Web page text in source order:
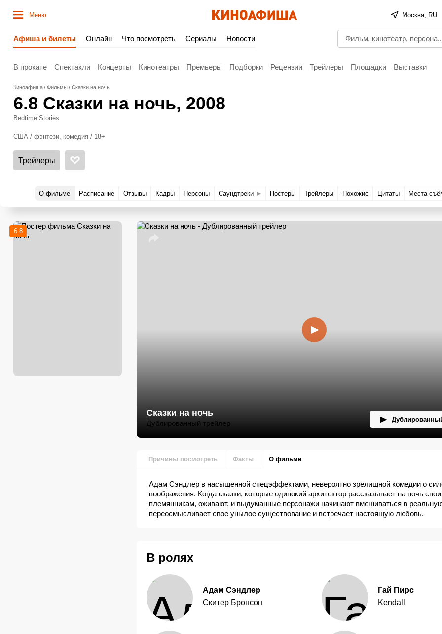
Меню Москва, RU
Афиша и билеты Онлайн Что посмотреть Сериалы Новости
В прокате Спектакли Концерты Кинотеатры Премьеры Подборки Рецензии Трейлеры Площадки Выставки
Киноафиша Фильмы Сказки на ночь
6.8 Сказки на ночь, 2008
Bedtime Stories
США / фэнтези, комедия / 18+
Трейлеры
О фильме Расписание Отзывы Кадры Персоны Саундтреки Постеры Трейлеры Похожие Цитаты Места
6.8
Сказки на ночь
Дублированный трейлер
Причины посмотреть Факты О фильме
Адам Сэндлер в насыщенной спецэффектами, невероятно зрелищной комедии о
воображения. Когда сказки, которые одинокий архитектор рассказывает на ночь
племянникам, оживают, и выдуманные персонажи начинают вмешиваться в
переосмысливает свое унылое существование и встречает настоящую любовь.
В ролях
Адам Сэндлер
Скитер Бронсон
Гай Пирс
Kendall